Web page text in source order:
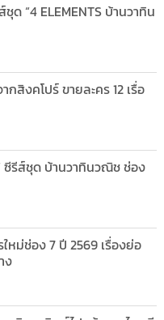
ด “4 ELEMENTS บ้านวาทิน
สิงคโปร์ ขายละคร 12 เรื่อ
ซีรีส์ชุด บ้านวาทินวณิช ช่อง
หม่ช่อง 7 ปี 2569 เรื่องย่อ
ง